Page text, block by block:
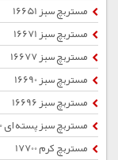
مستربچ سبز 16651
مستربچ سبز 16671
مستربچ سبز 16677
مستربچ سبز 16690
مستربچ سبز 16696
مستربچ سبز پسته ای 16700
مستربچ کرم 17700